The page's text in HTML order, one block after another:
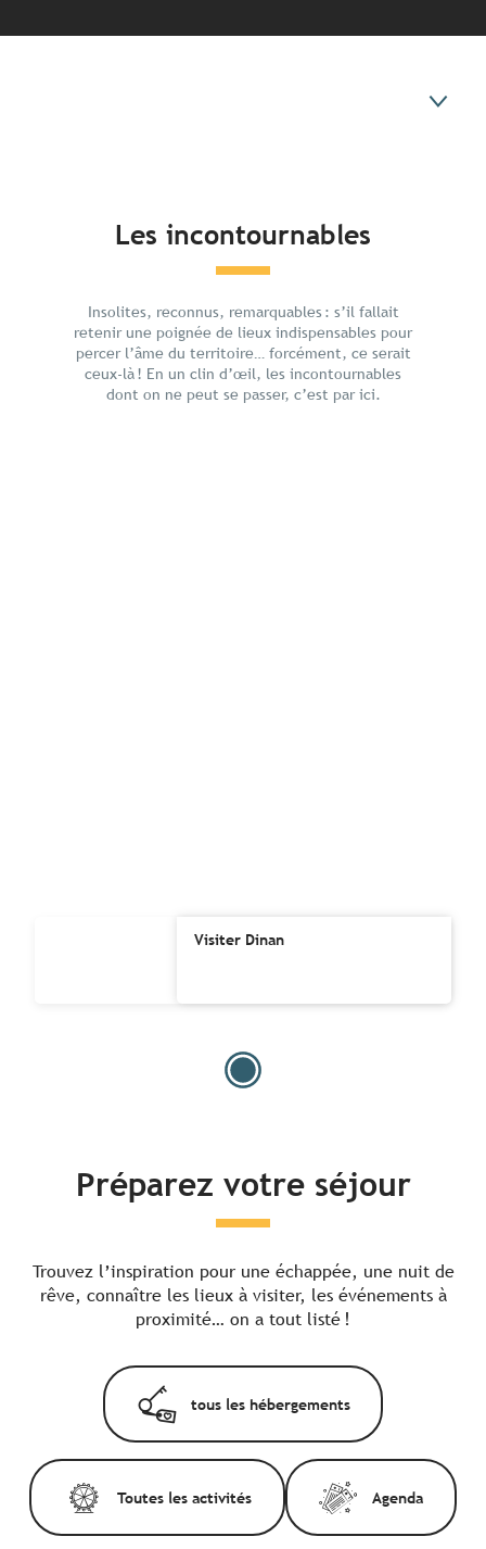
Préparez votre séjour
Les incontournables
Insolites, reconnus, remarquables : s’il fallait
retenir une poignée de lieux indispensables pour
percer l’âme du territoire… forcément, ce serait
ceux-là ! En un clin d’œil, les incontournables
dont on ne peut se passer, c’est par ici.
Visiter Dinan
Préparez votre séjour
Trouvez l’inspiration pour une échappée, une nuit de
rêve, connaître les lieux à visiter, les événements à
proximité… on a tout listé !
tous les hébergements
Toutes les activités Agenda